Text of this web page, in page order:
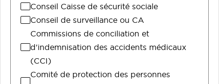
Conseil Caisse de sécurité sociale
Conseil de surveillance ou CA
Commissions de conciliation et
d'indemnisation des accidents médicaux
(CCI)
Comité de protection des personnes